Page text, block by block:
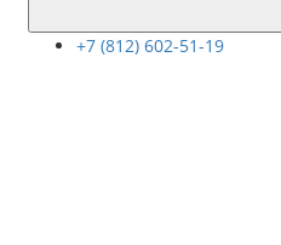
+7 (812) 602-51-19